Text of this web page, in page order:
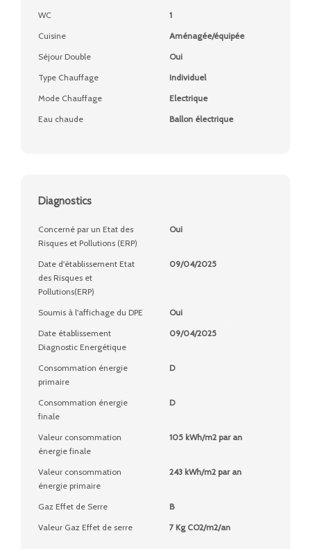
WC
1
Cuisine
Aménagée/équipée
Séjour Double
Oui
Type Chauffage
Individuel
Mode Chauffage
Electrique
Eau chaude
Ballon électrique
Diagnostics
Concerné par un Etat des
Risques et Pollutions (ERP)
Oui
Date d'établissement Etat
des Risques et
Pollutions(ERP)
09/04/2025
Soumis à l'affichage du DPE
Oui
Date établissement
Diagnostic Energétique
09/04/2025
Consommation énergie
primaire
D
Consommation énergie
finale
D
Valeur consommation
énergie finale
105 kWh/m2 par an
Valeur consommation
énergie primaire
243 kWh/m2 par an
Gaz Effet de Serre
B
Valeur Gaz Effet de serre
7 Kg CO2/m2/an